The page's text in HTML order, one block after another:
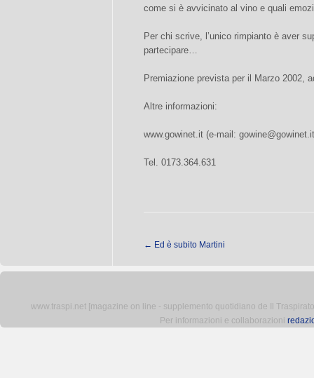
come si è avvicinato al vino e quali
Per chi scrive, l’unico rimpianto è aver
partecipare…
Premiazione prevista per il Marzo 2002,
Altre informazioni:
www.gowinet.it (e-mail: gowine@gowinet.it
Tel. 0173.364.631
← Ed è subito Martini
www.traspi.net [magazine on line - supplemento quotidiano de Il
Per informazioni e collaborazioni